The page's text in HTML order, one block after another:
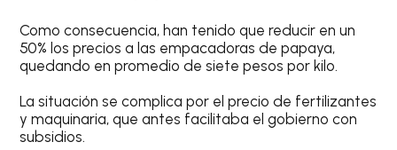
Como consecuencia, han tenido que reducir en un
50% los precios a las empacadoras de papaya,
quedando en promedio de siete pesos por kilo.
La situación se complica por el precio de fertilizantes
y maquinaria, que antes facilitaba el gobierno con
subsidios.